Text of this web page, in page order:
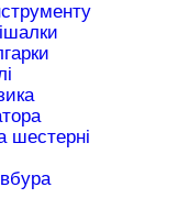
шестерні